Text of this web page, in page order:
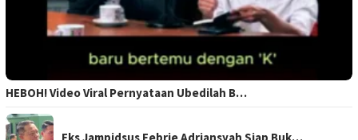
HEBOH! Video Viral Pernyataan Ubedilah B…